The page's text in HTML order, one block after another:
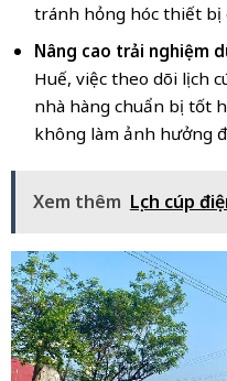
tránh hỏng hóc thiết bị
Nâng cao trải nghiệm
Huế, việc theo dõi lịch
nhà hàng chuẩn bị tốt
không làm ảnh hưởng
Xem thêm Lịch cúp